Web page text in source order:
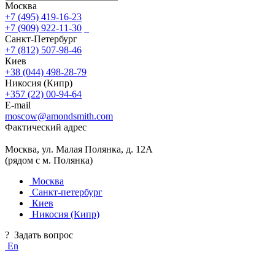
Москва
+7 (495) 419-16-23
+7 (909) 922-11-30
Санкт-Петербург
+7 (812) 507-98-46
Киев
+38 (044) 498-28-79
Никосия (Кипр)
+357 (22) 00-94-64
E-mail
moscow@amondsmith.com
Фактический адрес
Москва, ул. Малая Полянка, д. 12А
(рядом с м. Полянка)
Москва
Санкт-петербург
Киев
Никосия (Кипр)
? Задать вопрос
En